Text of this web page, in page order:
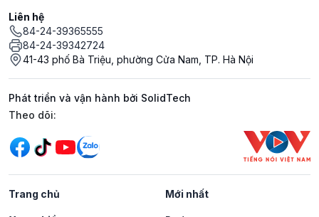
Liên hệ
84-24-39365555
84-24-39342724
41-43 phố Bà Triệu, phường Cửa Nam, TP. Hà Nội
Phát triển và vận hành bởi SolidTech
Mạng xã hội
Theo dõi:
Trang chủ Mới nhất